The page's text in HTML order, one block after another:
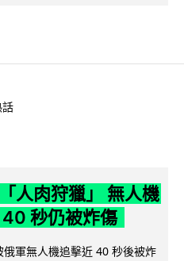
人肉狩獵」 無人機
秒仍被炸傷
軍無人機追擊近 40 秒後被炸